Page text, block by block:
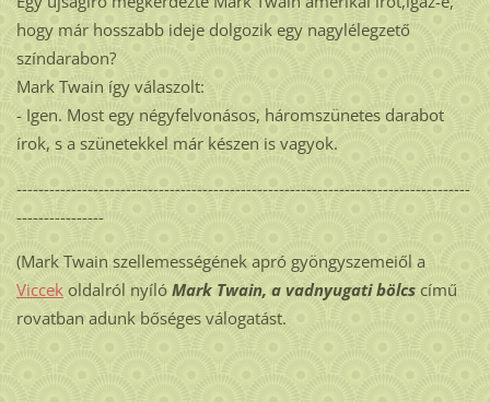
hogy már hosszabb ideje dolgozik egy nagylélegzető
színdarabon?
Mark Twain így válaszolt:
- Igen. Most egy négyfelvonásos, háromszünetes darabot
írok, s a szünetekkel már készen is vagyok.
-----------------------------------------------------------------------------------
----------------
(Mark Twain szellemességének apró gyöngyszemeiől a
Viccekoldalról nyíló Mark Twain, a vadnyugati bölcscímű
rovatban adunk bőséges válogatást.